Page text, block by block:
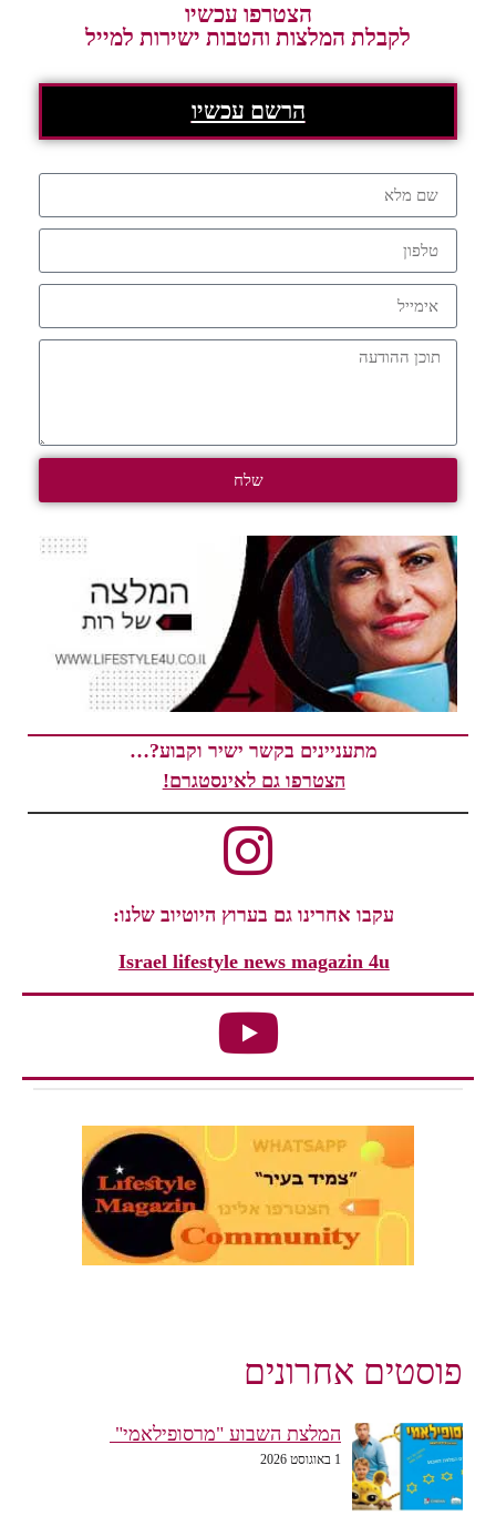
הצטרפו עכשיו
לקבלת המלצות והטבות ישירות למייל
הרשם עכשיו
שלח
מתעניינים בקשר ישיר וקבוע?…
הצטרפו גם לאינסטגרם!
עקבו אחרינו גם בערוץ היוטיוב שלנו:
Israel lifestyle news magazin 4u
פוסטים אחרונים
המלצת השבוע "מרסופילאמי"
1 באוגוסט 2026